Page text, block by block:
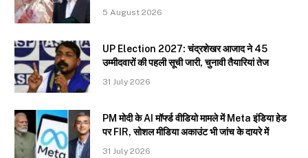
5 August 2026
UP Election 2027: चंद्रशेखर आजाद ने 45
उम्मीदवारों की पहली सूची जारी, चुनावी तैयारियां तेज
31 July 2026
PM मोदी के AI मॉर्फ्ड वीडियो मामले में Meta इंडिया हेड
पर FIR, सोशल मीडिया अकाउंट भी जांच के दायरे में
31 July 2026